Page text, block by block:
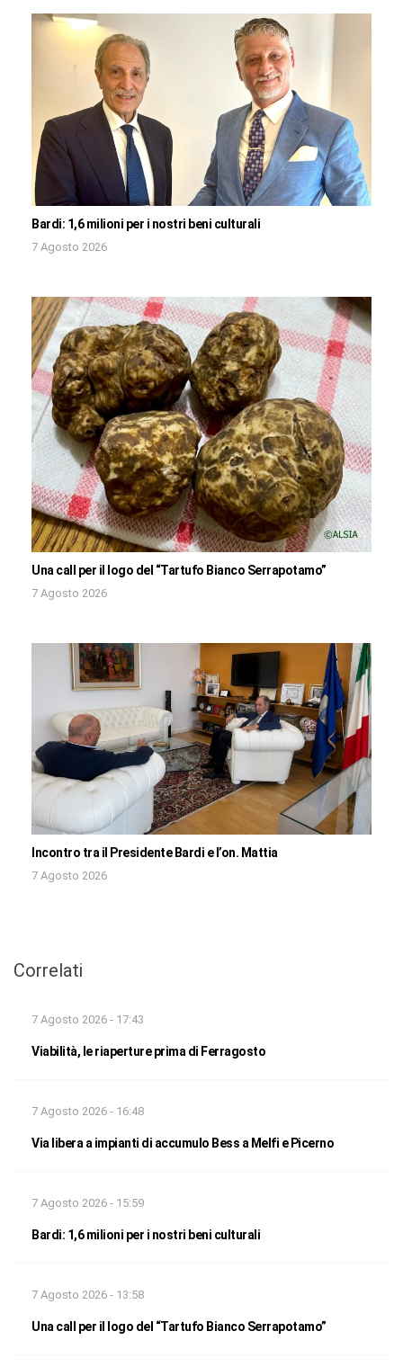
Bardi: 1,6 milioni per i nostri beni culturali
7 Agosto 2026
Una call per il logo del “Tartufo Bianco Serrapotamo”
7 Agosto 2026
Incontro tra il Presidente Bardi e l’on. Mattia
7 Agosto 2026
Correlati
7 Agosto 2026 - 17:43
Viabilità, le riaperture prima di Ferragosto
7 Agosto 2026 - 16:48
Via libera a impianti di accumulo Bess a Melfi e Picerno
7 Agosto 2026 - 15:59
Bardi: 1,6 milioni per i nostri beni culturali
7 Agosto 2026 - 13:58
Una call per il logo del “Tartufo Bianco Serrapotamo”